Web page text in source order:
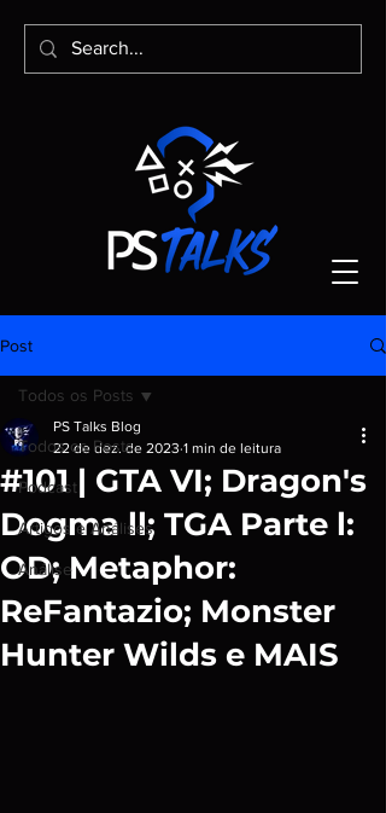
Post
Todos os Posts
Podcast
Artigos e Análises
Análise
Todos os Posts
#101 | GTA VI; Dragon's
Dogma ll; TGA Parte l:
OD; Metaphor:
ReFantazio; Monster
Hunter Wilds e MAIS
PS Talks Blog
22 de dez. de 2023 1 min de leitura